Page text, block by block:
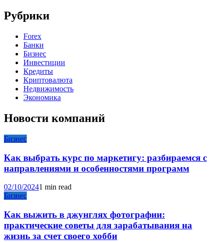
Рубрики
Forex
Банки
Бизнес
Инвестиции
Кредиты
Криптовалюта
Недвижимость
Экономика
Новости компаний
Бизнес
Как выбрать курс по маркетигу: разбираемся с
направлениями и особенностями программ
02/10/20241 min read
Бизнес
Как выжить в джунглях фотографии:
практические советы для зарабатывания на
жизнь за счет своего хобби